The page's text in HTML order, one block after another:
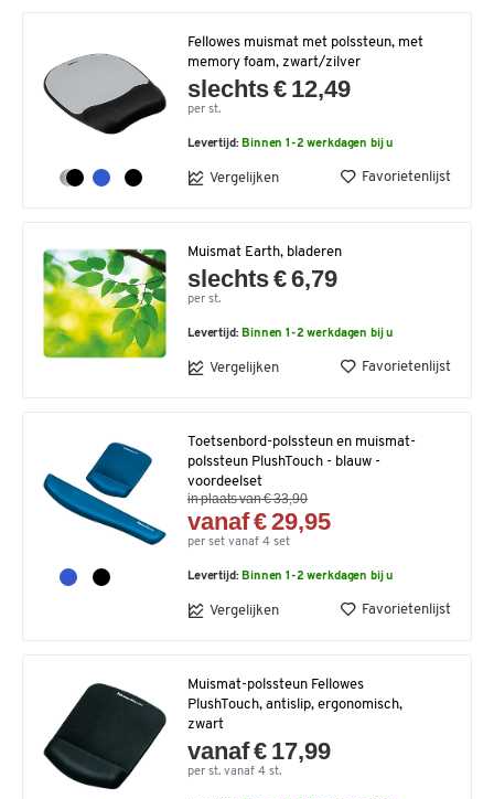
Fellowes muismat met polssteun, met
memory foam, zwart/zilver
slechts € 12,49
per st.
Levertijd: Binnen 1-2 werkdagen bij u
Vergelijken Favorietenlijst
Muismat Earth, bladeren
slechts € 6,79
per st.
Levertijd: Binnen 1-2 werkdagen bij u
Vergelijken Favorietenlijst
Toetsenbord-polssteun en muismat-
polssteun PlushTouch - blauw -
voordeelset
in plaats van € 33,90
vanaf € 29,95
per set vanaf 4 set
Levertijd: Binnen 1-2 werkdagen bij u
Vergelijken Favorietenlijst
Muismat-polssteun Fellowes
PlushTouch, antislip, ergonomisch,
zwart
vanaf € 17,99
per st. vanaf 4 st.